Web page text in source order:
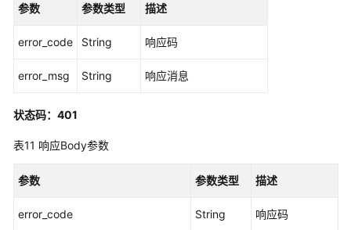
参数 参数类型 描述
error_code String 响应码
error_msg String 响应消息
状态码：401
表11 响应Body参数
参数 参数类型 描述
error_code String
响应码